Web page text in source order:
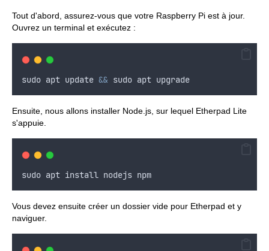
Tout d'abord, assurez-vous que votre Raspberry Pi est à jour.
Ouvrez un terminal et exécutez :
sudo apt update && sudo apt upgrade
Ensuite, nous allons installer Node.js, sur lequel Etherpad Lite
s'appuie.
sudo apt install nodejs npm
Vous devez ensuite créer un dossier vide pour Etherpad et y
naviguer.